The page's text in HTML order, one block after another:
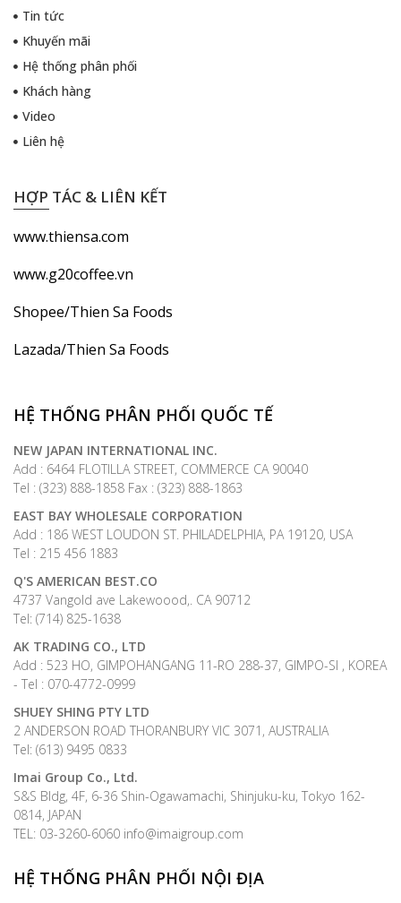
Tin tức
Khuyến mãi
Hệ thống phân phối
Khách hàng
Video
Liên hệ
HỢP TÁC & LIÊN KẾT
www.thiensa.com
www.g20coffee.vn
Shopee/Thien Sa Foods
Lazada/Thien Sa Foods
HỆ THỐNG PHÂN PHỐI QUỐC TẾ
NEW JAPAN INTERNATIONAL INC.
Add : 6464 FLOTILLA STREET, COMMERCE CA 90040
Tel : (323) 888-1858 Fax : (323) 888-1863
EAST BAY WHOLESALE CORPORATION
Add : 186 WEST LOUDON ST. PHILADELPHIA, PA 19120, USA
Tel : 215 456 1883
Q'S AMERICAN BEST.CO
4737 Vangold ave Lakewoood,. CA 90712
Tel: (714) 825-1638
AK TRADING CO., LTD
Add : 523 HO, GIMPOHANGANG 11-RO 288-37, GIMPO-SI , KOREA
- Tel : 070-4772-0999
SHUEY SHING PTY LTD
2 ANDERSON ROAD THORANBURY VIC 3071, AUSTRALIA
Tel: (613) 9495 0833
Imai Group Co., Ltd.
S&S Bldg, 4F, 6-36 Shin-Ogawamachi, Shinjuku-ku, Tokyo 162-
0814, JAPAN
TEL: 03-3260-6060 info@imaigroup.com
HỆ THỐNG PHÂN PHỐI NỘI ĐỊA